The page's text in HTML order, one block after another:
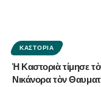
ΚΑΣΤΟΡΙΆ
Ἡ Καστοριὰ τίμησε
Νικάνορα τὸν